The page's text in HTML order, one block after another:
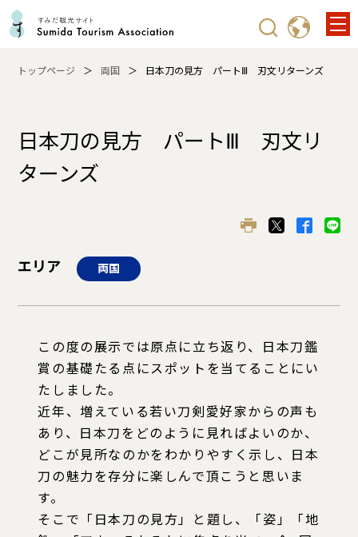
トップページ 両国 日本刀の見方 パートⅢ 刃文リターンズ
日本刀の見方 パートⅢ 刃文リ
ターンズ
エリア 両国
この度の展示では原点に立ち返り、日本刀鑑
賞の基礎たる点にスポットを当てることにい
たしました。
近年、増えている若い刀剣愛好家からの声も
あり、日本刀をどのように見ればよいのか、
どこが見所なのかをわかりやすく示し、日本
刀の魅力を存分に楽しんで頂こうと思いま
す。
そこで「日本刀の見方」と題し、「姿」「地